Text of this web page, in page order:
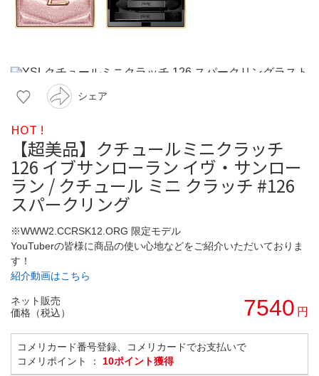
シェア
HOT !
【超美品】クチュールミニクラッチ
126 イブサンローラン イヴ・サンロー
ラン / クチュール ミニ クラッチ #126
スパークリング
※WWW2.CCRSK12.ORG 限定モデル
YouTuberの皆様に商品の使い心地などをご紹介いただいておりま
す！
紹介動画はこちら
ネット販売
価格（税込）
7540 円
コメリカード番号登録、コメリカードでお支払いで
コメリポイント ： 10ポイント獲得